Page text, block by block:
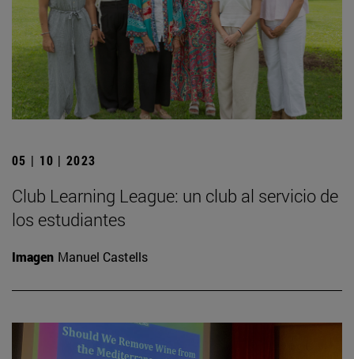
05 | 10 | 2023
Club Learning League: un club al servicio de
los estudiantes
Imagen Manuel Castells